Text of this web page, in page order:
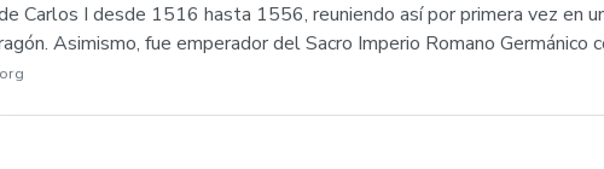
Carlos I desde 1516 hasta 1556, reuniendo así por primera vez en
Asimismo, fue emperador del Sacro Imperio Romano